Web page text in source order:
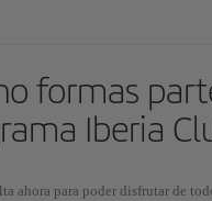
formas
Iberia
ahora para poder disfrutar de